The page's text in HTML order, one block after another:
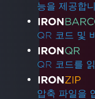
능을 제공합
QR 코드 및
QR 코드를
압축 파일을